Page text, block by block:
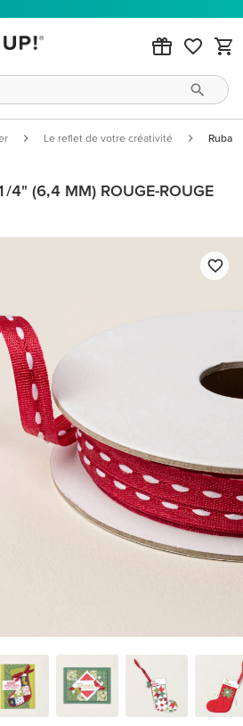
Le reflet de votre créativité Ruban
4" (6,4 MM) ROUGE-ROUGE